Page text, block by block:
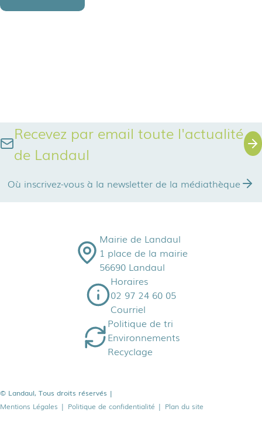
Recevez par email toute l'actualité
de Landaul
Où inscrivez-vous à la newsletter de la médiathèque
Mairie de Landaul
1 place de la mairie
56690 Landaul
Horaires
02 97 24 60 05
Courriel
Politique de tri
Environnements
Recyclage
© Landaul, Tous droits réservés |
Mentions Légales | Politique de confidentialité | Plan du site